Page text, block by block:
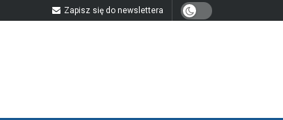
Zapisz się do newslettera